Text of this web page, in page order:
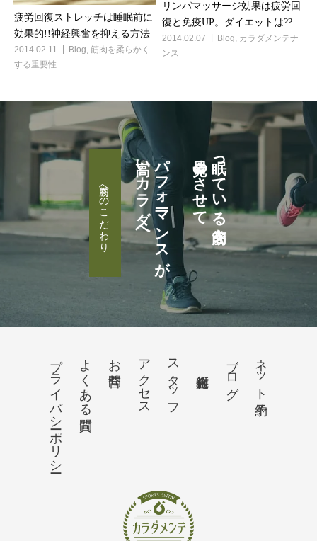
疲労回復ストレッチは睡眠前に
効果的!!神経興奮を抑える方法
2014.02.11 Blog, 筋肉を柔らかく
する重要性
リンパマッサージ効果は疲労回
復と免疫UP。ダイエットは??
2014.02.07 Blog, カラダメンテナ
ンス
眠っている筋肉を
目覚めさせて
パフォーマンスが
高いカラダへ
筋肉へのこだわり
ネット予約
ブログ
スタッフ
アクセス
お問合せ
よくある質問
プライバシーポリシー